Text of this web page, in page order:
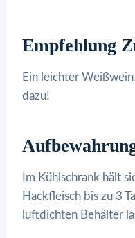
Empfehlung
Ein leichter
dazu!
Im Kühlschrank hält
Hackfleisch bis zu 3
luftdichten Behälter